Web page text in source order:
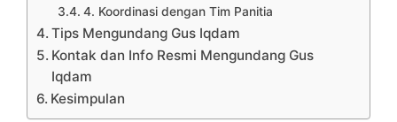
4. Koordinasi dengan Tim Panitia
Tips Mengundang Gus Iqdam
Kontak dan Info Resmi Mengundang Gus
Iqdam
Kesimpulan